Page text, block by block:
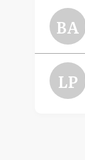
BA
LP